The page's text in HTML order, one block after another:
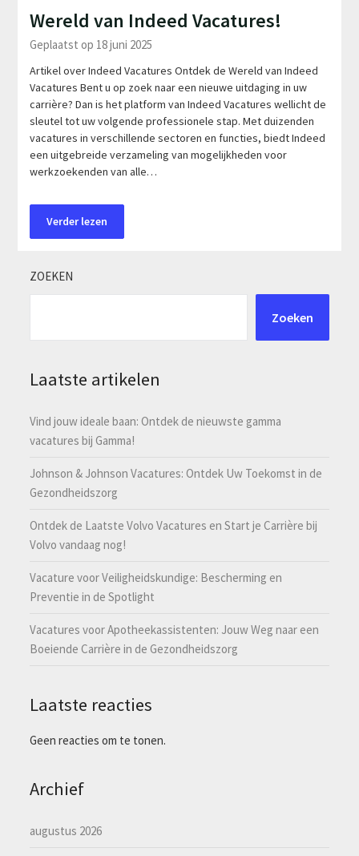
Wereld van Indeed Vacatures!
Geplaatst op 18 juni 2025
Artikel over Indeed Vacatures Ontdek de Wereld van Indeed
Vacatures Bent u op zoek naar een nieuwe uitdaging in uw
carrière? Dan is het platform van Indeed Vacatures wellicht de
sleutel tot uw volgende professionele stap. Met duizenden
vacatures in verschillende sectoren en functies, biedt Indeed
een uitgebreide verzameling van mogelijkheden voor
werkzoekenden van alle…
Verder lezen
ZOEKEN
Zoeken
Laatste artikelen
Vind jouw ideale baan: Ontdek de nieuwste gamma
vacatures bij Gamma!
Johnson & Johnson Vacatures: Ontdek Uw Toekomst in de
Gezondheidszorg
Ontdek de Laatste Volvo Vacatures en Start je Carrière bij
Volvo vandaag nog!
Vacature voor Veiligheidskundige: Bescherming en
Preventie in de Spotlight
Vacatures voor Apotheekassistenten: Jouw Weg naar een
Boeiende Carrière in de Gezondheidszorg
Laatste reacties
Geen reacties om te tonen.
Archief
augustus 2026